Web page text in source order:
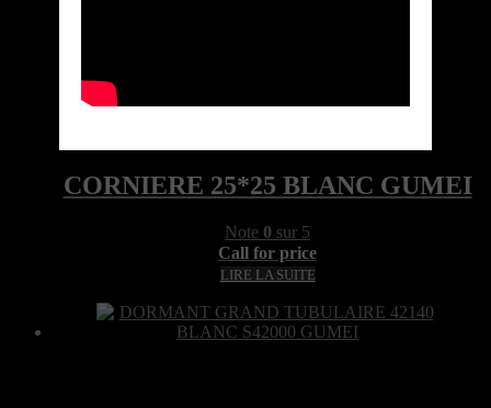
CORNIERE 25*25 BLANC GUMEI
Note 0 sur 5
Call for price
LIRE LA SUITE